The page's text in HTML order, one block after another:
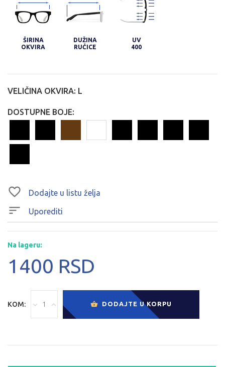
ŠIRINA
OKVIRA
DUŽINA
RUČICE
UV
400
VELIČINA OKVIRA: L
DOSTUPNE BOJE:
Dodajte u listu želja
Uporediti
Na lageru:
1400 RSD
KOM: DODAJTE U KORPU